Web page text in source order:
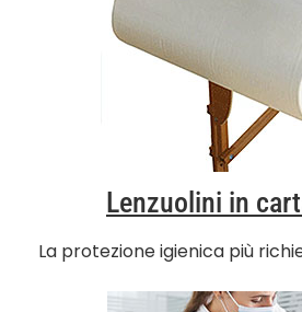
Lenzuolini in
La protezione igienica più